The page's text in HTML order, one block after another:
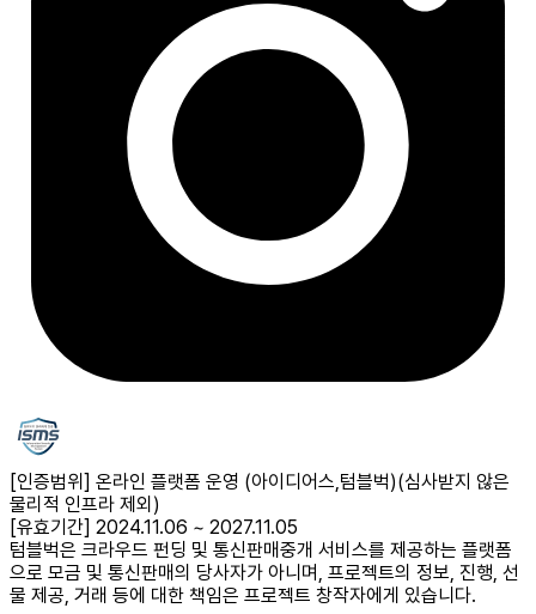
[인증범위] 온라인 플랫폼 운영 (아이디어스,텀블벅)(심사받지 않은
물리적 인프라 제외)
[유효기간] 2024.11.06 ~ 2027.11.05
텀블벅은 크라우드 펀딩 및 통신판매중개 서비스를 제공하는 플랫폼
으로 모금 및 통신판매의 당사자가 아니며, 프로젝트의 정보, 진행, 선
물 제공, 거래 등에 대한 책임은 프로젝트 창작자에게 있습니다.